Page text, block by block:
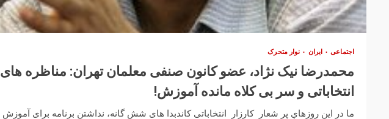
اجتماعی ایران نوار متحرک
محمدرضا نیک نژاد، عضو کانون صنفی معلمان تهران: مناظره های
انتخاباتی و سر بی کلاه مانده آموزش!
ما در این روزهایِ پر شعار کارزار انتخاباتی کاندبدا های شش گانه، نداشتن برنامه برای آموزش